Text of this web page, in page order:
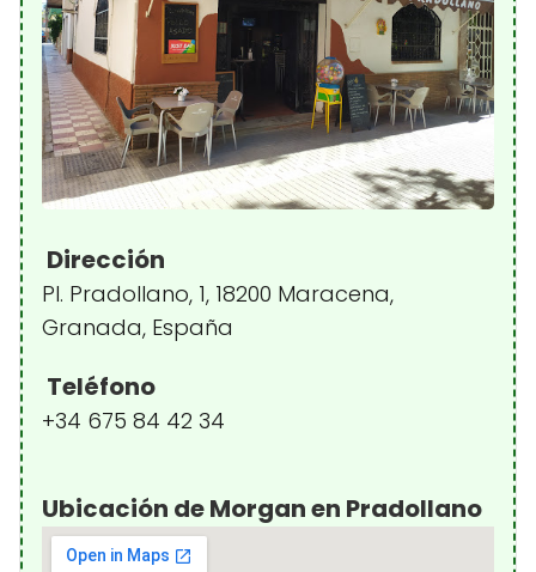
Dirección
Pl. Pradollano, 1, 18200 Maracena,
Granada, España
Teléfono
+34 675 84 42 34
Ubicación de Morgan en Pradollano